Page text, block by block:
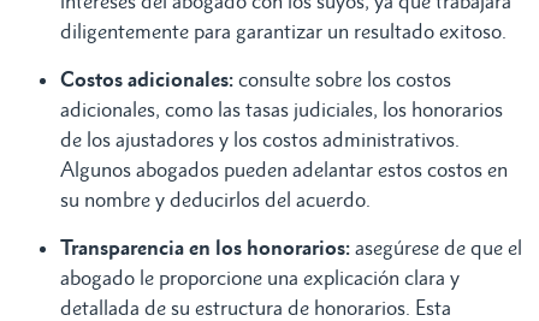
diligentemente para garantizar un resultado exitoso.
Costos adicionales: consulte sobre los costos
adicionales, como las tasas judiciales, los honorarios
de los ajustadores y los costos administrativos.
Algunos abogados pueden adelantar estos costos en
su nombre y deducirlos del acuerdo.
Transparencia en los honorarios: asegúrese de que el
abogado le proporcione una explicación clara y
detallada de su estructura de honorarios. Esta